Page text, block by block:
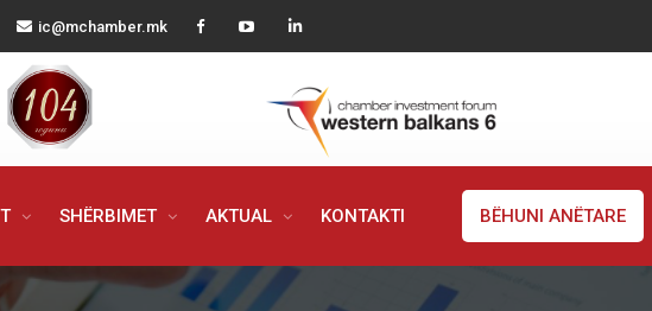
ic@mchamber.mk
SHËRBIMET AKTUAL KONTAKTI BËHUNI ANËTARE